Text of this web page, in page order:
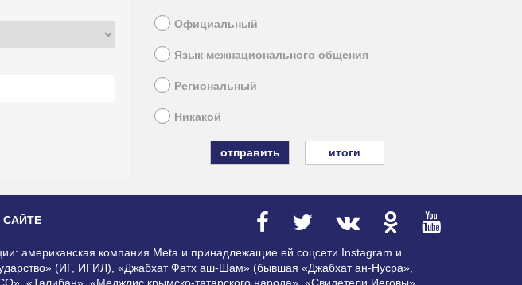
Официальный
Язык межнационального общения
Региональный
Никакой
итоги
САЙТЕ
американская компания Meta и принадлежащие ей соцсети Instagram и
(ИГ, ИГИЛ), «Джабхат Фатх аш-Шам» (бывшая «Джабхат ан-Нусра»,
«Талибан», «Меджлис крымско-татарского народа», «Свидетели Иеговы»,